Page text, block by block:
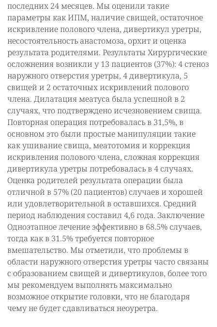
последних 24 месяцев. Мы оценили такие
параметры как ИПМ, наличие свищей, остаточное
искривление полового члена, дивертикул уретры,
несостоятельность анастомоза, орхит и оценка
результата родителями. Результаты Хирургические
осложнения возникли у 13 пациентов (37%): 4 стеноз
наружного отверстия уретры, 4 дивертикула, 5
свищей и 2 остаточных искривлений полового
члена. Дилатация меатуса была успешной в 2
случаях, что подтверждено исчезновением свища.
Повторная операция потребовалась в 31,5%, в
основном это были простые манипуляции такие
как ушивание свища, меатотомия и коррекция
искривления полового члена, сложная коррекция
дивертикула уретры потребовалась в 4 случаях.
Оценка родителей результата операции была
отличной в 57% (20 пациентов) случаев и хорошей
или удовлетворительной в оставшихся. Средний
период наблюдения составил 4,6 года. Заключение
Одноэтапное лечение эффективно в 68.5% случаев,
тогда как в 31.5% требуется повторное
вмешательство. Мы отметили, что проблемы в
области наружного отверстия уретры часто связаны
с образованием свищей и дивертикулов, более того
мы рекомендуем выполнять максимально
возможное открытие головки, что не благодаря
чему не будет сдавливаться неоуретра.